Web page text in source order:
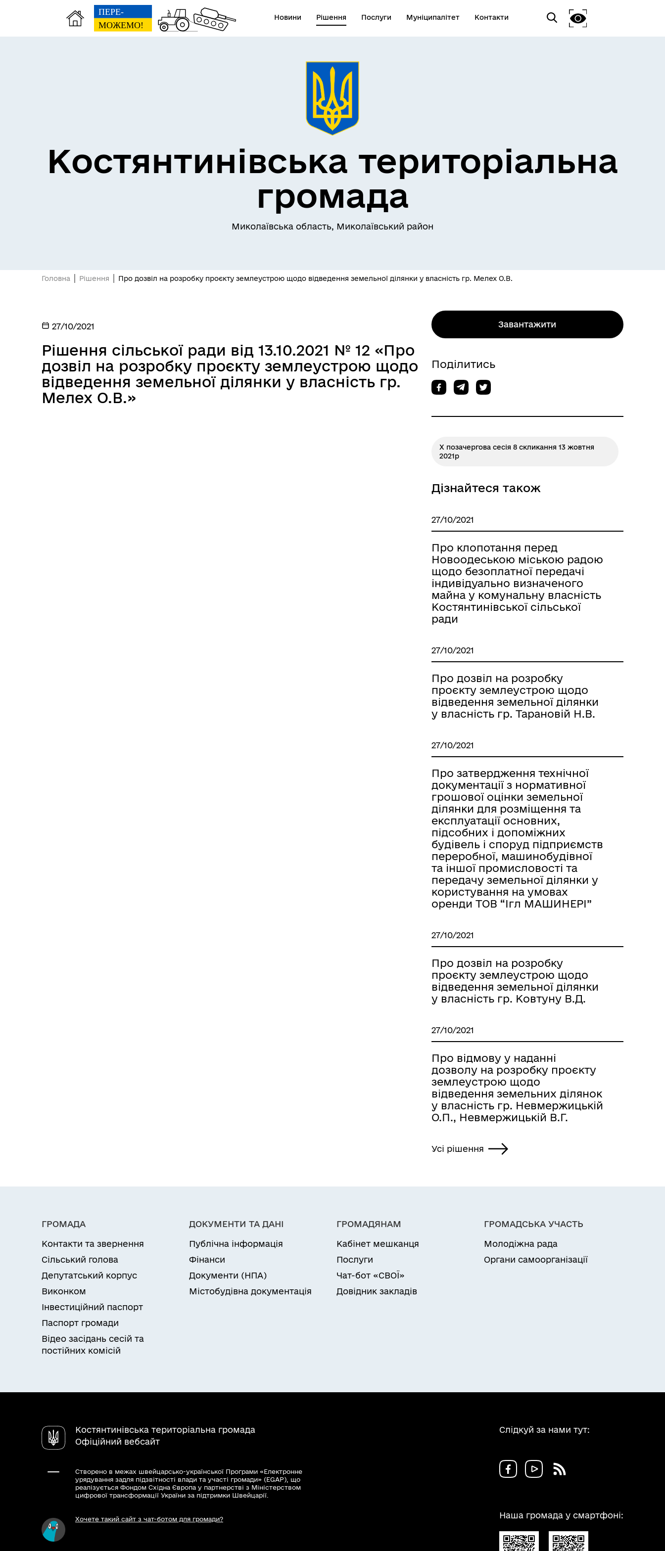
Новини Рішення Послуги Муніципалітет Контакти
Костянтинівська територіальна
громада
Миколаївська область, Миколаївський район
Головна Рішення Про дозвіл на розробку проєкту землеустрою щодо відведення земельної ділянки у власність гр. Мелех О.В.
27/10/2021
Рішення сільської ради від 13.10.2021 № 12 «Про
дозвіл на розробку проєкту землеустрою щодо
відведення земельної ділянки у власність гр.
Мелех О.В.»
Завантажити
Поділитись
X позачергова сесія 8 скликання 13 жовтня
2021р
Дізнайтеся також
27/10/2021
Про клопотання перед
Новоодеською міською радою
щодо безоплатної передачі
індивідуально визначеного
майна у комунальну власність
Костянтинівської сільської
ради
27/10/2021
Про дозвіл на розробку
проєкту землеустрою щодо
відведення земельної ділянки
у власність гр. Тарановій Н.В.
27/10/2021
Про затвердження технічної
документації з нормативної
грошової оцінки земельної
ділянки для розміщення та
експлуатації основних,
підсобних і допоміжних
будівель і споруд підприємств
переробної, машинобудівної
та іншої промисловості та
передачу земельної ділянки у
користування на умовах
оренди ТОВ “Ігл МАШИНЕРІ”
27/10/2021
Про дозвіл на розробку
проєкту землеустрою щодо
відведення земельної ділянки
у власність гр. Ковтуну В.Д.
27/10/2021
Про відмову у наданні
дозволу на розробку проєкту
землеустрою щодо
відведення земельних ділянок
у власність гр. Невмержицькій
О.П., Невмержицькій В.Г.
Усі рішення
ГРОМАДА
Контакти та звернення
Сільський голова
Депутатський корпус
Виконком
Інвестиційний паспорт
Паспорт громади
Відео засідань сесій та
постійних комісій
ДОКУМЕНТИ ТА ДАНІ
Публічна інформація
Фінанси
Документи (НПА)
Містобудівна документація
ГРОМАДЯНАМ
Кабінет мешканця
Послуги
Чат-бот «СВОЇ»
Довідник закладів
ГРОМАДСЬКА УЧАСТЬ
Молодіжна рада
Органи самоорганізації
Костянтинівська територіальна громада
Офіційний вебсайт
Створено в межах швейцарсько-української Програми «Електронне
урядування задля підзвітності влади та участі громади» (EGAP), що
реалізується Фондом Східна Європа у партнерстві з Міністерством
цифрової трансформації України за підтримки Швейцарії.
Хочете такий сайт з чат-ботом для громади?
Слідкуй за нами тут:
Наша громада у смартфоні: